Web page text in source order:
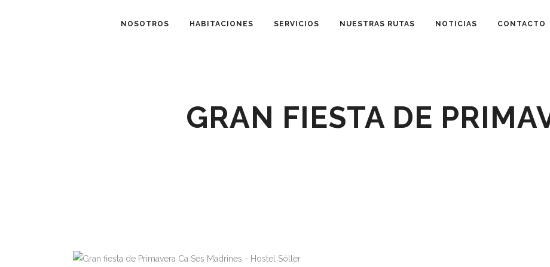
NOSOTROS HABITACIONES SERVICIOS NUESTRAS RUTAS NOTICIAS CONTACTO
GRAN FIESTA DE